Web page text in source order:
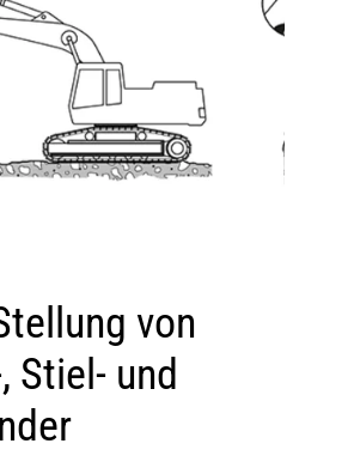
von
Stiel- und